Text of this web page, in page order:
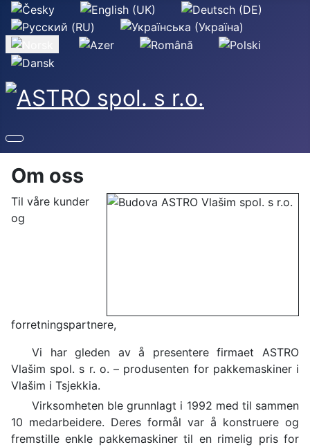
Velg ditt språk
Om oss
Til våre kunder
og
forretningspartnere,
Vi har gleden av å presentere firmaet ASTRO
Vlašim spol. s r. o. – produsenten for pakkemaskiner i
Vlašim i Tsjekkia.
Virksomheten ble grunnlagt i 1992 med til sammen
10 medarbeidere. Deres formål var å konstruere og
fremstille enkle pakkemaskiner til en rimelig pris for